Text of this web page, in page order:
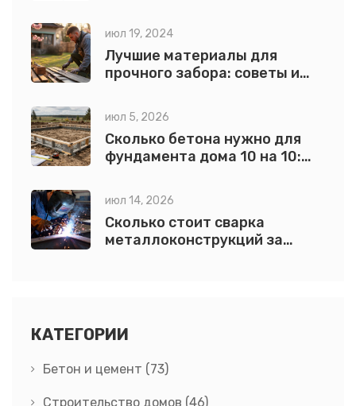
июл 19, 2024
Лучшие материалы для
прочного забора: советы и
июл 5, 2026
Сколько бетона нужно для
фундамента дома 10 на 10:
июл 14, 2026
Сколько стоит сварка
металлоконструкций за
КАТЕГОРИИ
Бетон и цемент (73)
Строительство домов (46)